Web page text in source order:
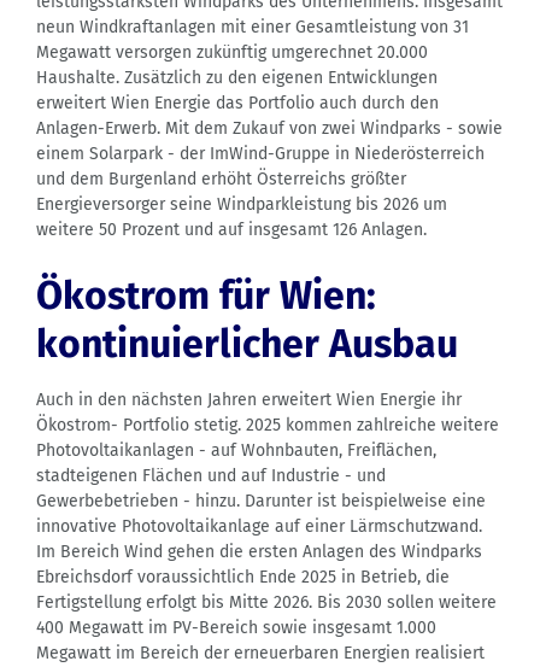
neun Windkraftanlagen mit einer Gesamtleistung von 31
Megawatt versorgen zukünftig umgerechnet 20.000
Haushalte. Zusätzlich zu den eigenen Entwicklungen
erweitert Wien Energie das Portfolio auch durch den
Anlagen-Erwerb. Mit dem Zukauf von zwei Windparks - sowie
einem Solarpark - der ImWind-Gruppe in Niederösterreich
und dem Burgenland erhöht Österreichs größter
Energieversorger seine Windparkleistung bis 2026 um
weitere 50 Prozent und auf insgesamt 126 Anlagen.
Ökostrom für Wien:
kontinuierlicher Ausbau
Auch in den nächsten Jahren erweitert Wien Energie ihr
Ökostrom- Portfolio stetig. 2025 kommen zahlreiche weitere
Photovoltaikanlagen - auf Wohnbauten, Freiflächen,
stadteigenen Flächen und auf Industrie - und
Gewerbebetrieben - hinzu. Darunter ist beispielweise eine
innovative Photovoltaikanlage auf einer Lärmschutzwand.
Im Bereich Wind gehen die ersten Anlagen des Windparks
Ebreichsdorf voraussichtlich Ende 2025 in Betrieb, die
Fertigstellung erfolgt bis Mitte 2026. Bis 2030 sollen weitere
400 Megawatt im PV-Bereich sowie insgesamt 1.000
Megawatt im Bereich der erneuerbaren Energien realisiert